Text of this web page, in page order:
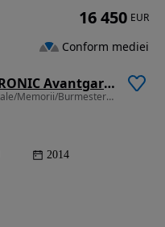
Mercedes-Benz C 220 d 9G-TRONIC Avantgarde
2143 cm3 • 170 CP • High-LED/Ambientale/Memorii/Burmester/Leasing Rate FARA AVANS
2014
16 450 EUR
Conform mediei